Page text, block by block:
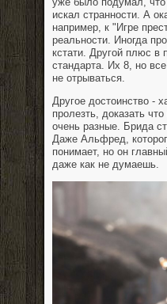
искал странности. А
например, к "Игре
реальности. Иногда
кстати. Другой плюс в
стандарта. Их 8, но
не отрываться.
Другое достоинство -
пролезть, доказать
очень разные. Брида
Даже Альфред,
понимает, но он
даже как не думаешь.